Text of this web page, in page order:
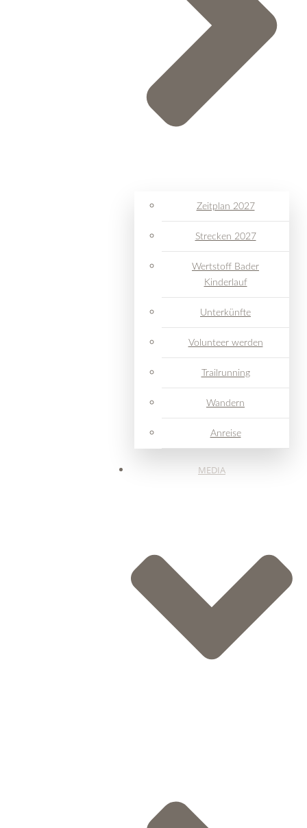
Zeitplan 2027
Strecken 2027
Wertstoff Bader
Kinderlauf
Unterkünfte
Volunteer werden
Trailrunning
Wandern
Anreise
MEDIA